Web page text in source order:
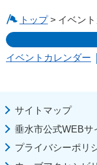
トップ> イベン
イベントカレンダー
サイトマップ
垂水市公式WEBサ
プライバシーポリ